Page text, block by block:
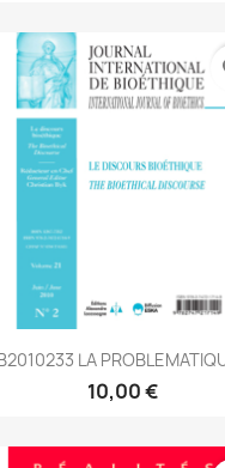
Aperçu rapide
LA
10,00 €